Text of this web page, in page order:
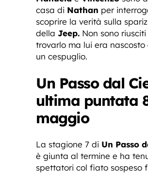
casa di Nathan per
scoprire la verità sulla
della Jeep. Non sono riusciti
trovarlo ma lui era nascosto
un cespuglio.
Un Passo dal
ultima puntata
maggio
La stagione 7 di Un Passo
è giunta al termine e ha
spettatori col fiato sospeso